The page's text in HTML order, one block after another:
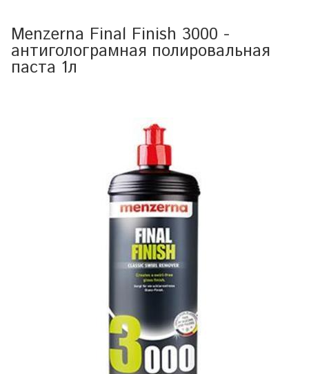
Menzerna Final Finish 3000 -
антиголограмная полировальная
паста 1л